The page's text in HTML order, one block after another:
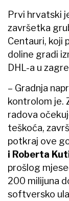
Prvi hrvatski
završetka
Centauri, koji
doline gradi
DHL-a u
– Gradnja
kontrolom je.
radova
teškoća,
potkraj ove
i Roberta
prošlog
200 milijuna
softversko